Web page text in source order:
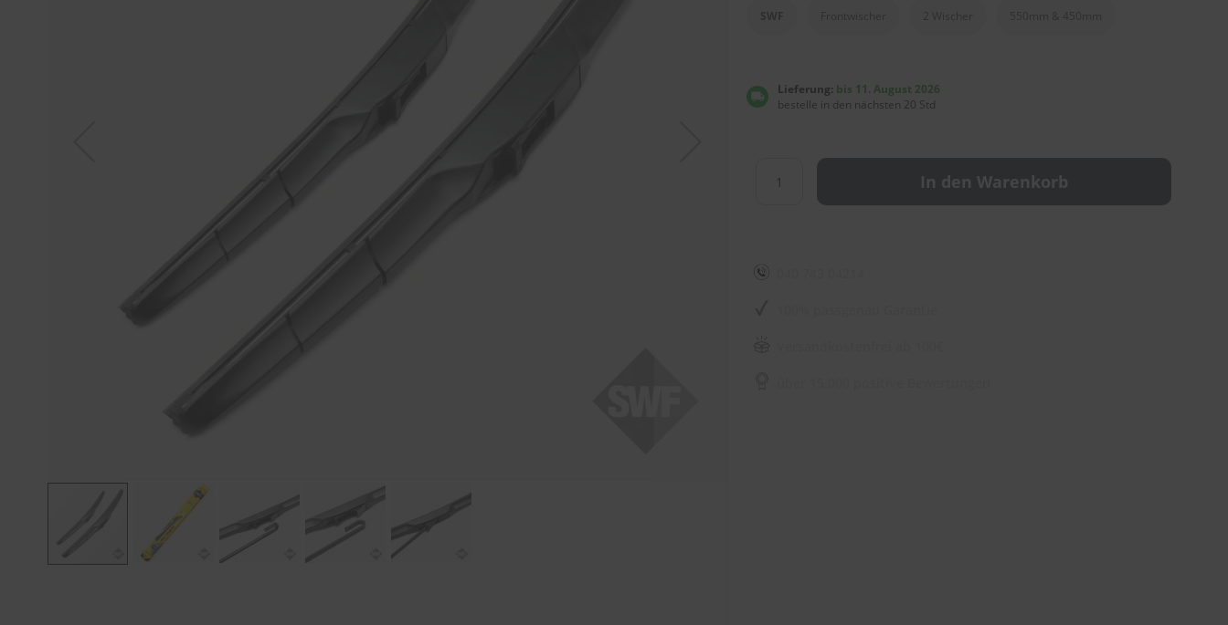
Lieferung: bis 11. August 2026
bestelle in den nächsten 20 Std
In den Warenkorb